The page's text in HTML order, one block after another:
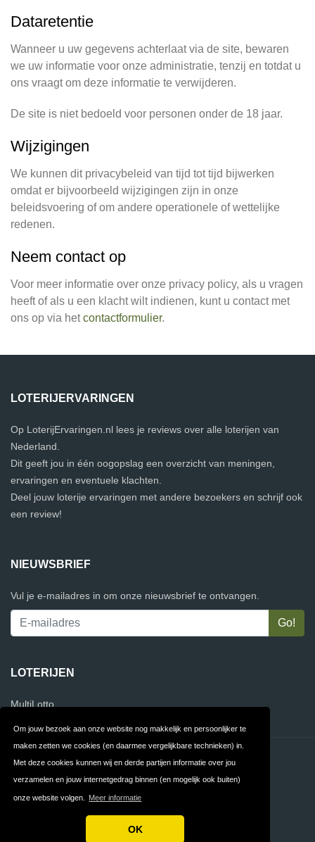
Om jouw bezoek aan onze website nog makkelijk en persoonlijker te
maken zetten we cookies (en daarmee vergelijkbare technieken) in.
Met deze cookies kunnen wij en derde partijen informatie over jou
verzamelen en jouw internetgedrag binnen (en mogelijk ook buiten)
onze website volgen. Meer informatie
OK
Dataretentie
Wanneer u uw gegevens achterlaat via de site, bewaren
we uw informatie voor onze administratie, tenzij en totdat u
ons vraagt om deze informatie te verwijderen.
De site is niet bedoeld voor personen onder de 18 jaar.
Wijzigingen
We kunnen dit privacybeleid van tijd tot tijd bijwerken
omdat er bijvoorbeeld wijzigingen zijn in onze
beleidsvoering of om andere operationele of wettelijke
redenen.
Neem contact op
Voor meer informatie over onze privacy policy, als u vragen
heeft of als u een klacht wilt indienen, kunt u contact met
ons op via hetcontactformulier.
LOTERIJERVARINGEN
Op LoterijErvaringen.nl lees je reviews over alle loterijen van
Nederland.
Dit geeft jou in één oogopslag een overzicht van meningen,
ervaringen en eventuele klachten.
Deel jouw loterije ervaringen met andere bezoekers en schrijf ook
een review!
NIEUWSBRIEF
Vul je e-mailadres in om onze nieuwsbrief te ontvangen.
LOTERIJEN
MultiLotto
Contact Privacy
Algemene FAQ
Copyright © 2026 LoterijErvaringen